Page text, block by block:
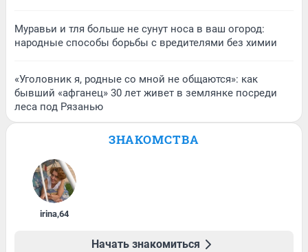
Муравьи и тля больше не сунут носа в ваш огород:
народные способы борьбы с вредителями без химии
«Уголовник я, родные со мной не общаются»: как
бывший «афганец» 30 лет живет в землянке посреди
леса под Рязанью
ЗНАКОМСТВА
irina,64
Начать знакомиться